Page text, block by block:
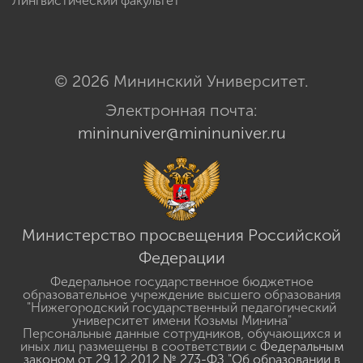
© 2026 Мининский Университет.
Электронная почта:
mininuniver@mininuniver.ru
Министерство просвещения Российской
Федерации
Федеральное государственное бюджетное
образовательное учреждение высшего образования
"Нижегородский государственный педагогический
университет имени Козьмы Минина"
Персональные данные сотрудников, обучающихся и
иных лиц размещены в соответствии с Федеральным
законом от 29.12.2012 № 273-ФЗ "Об образовании в